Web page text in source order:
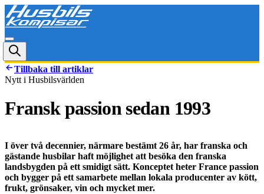
Tillbaka till artiklar
Nytt i Husbilsvärlden
Fransk passion sedan 1993
I över två decennier, närmare bestämt 26 år, har franska och
gästande husbilar haft möjlighet att besöka den franska
landsbygden på ett smidigt sätt. Konceptet heter France passion
och bygger på ett samarbete mellan lokala producenter av kött,
frukt, grönsaker, vin och mycket mer.